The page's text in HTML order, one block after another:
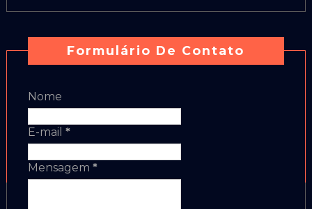
Formulário De Contato
Nome
E-mail *
Mensagem *